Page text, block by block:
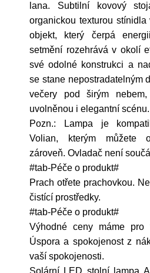
lana. Subtilní kovový
organickou texturou stínidla
objekt, který čerpá
setmění rozehrává v okolí
své odolné konstrukci a
se stane nepostradatelným
večery pod širým
uvolněnou i elegantní scénu.
Pozn.: Lampa je
Volian, kterým můžete
zároveň. Ovladač není
#tab-Péče o produkt#
Prach otřete prachovkou.
čistící prostředky.
#tab-Péče o produkt#
Výhodné ceny máme pro
Úspora a spokojenost z
vaší spokojenosti.
Solární LED stolní lampa